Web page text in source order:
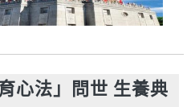
育心法」問世 生養典